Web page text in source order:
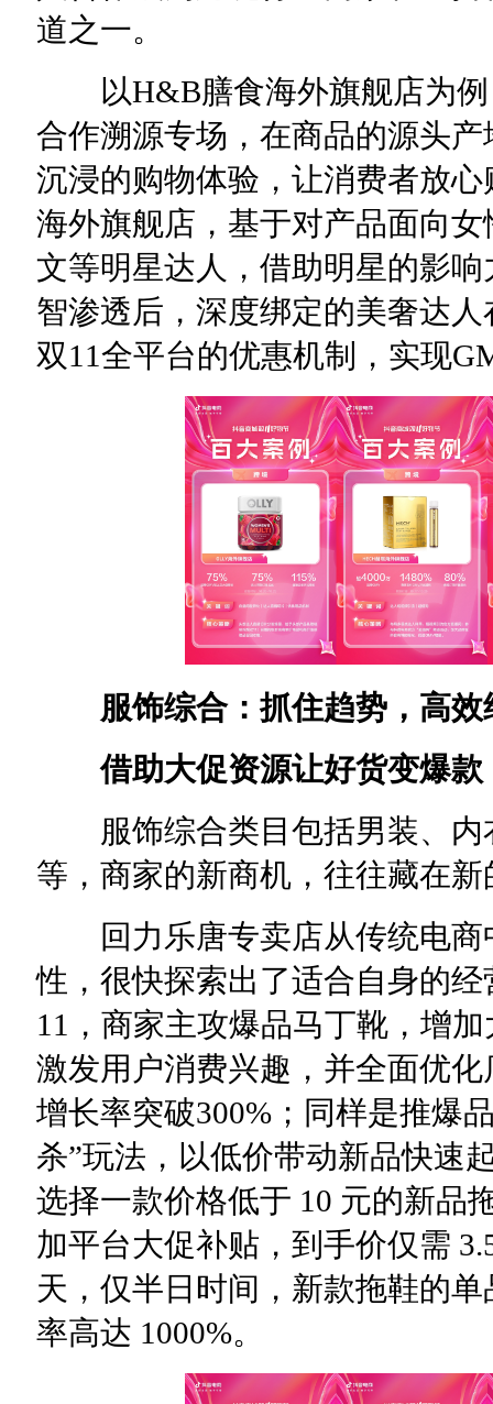
道之一。
以H&B膳食海外旗舰店为例
合作溯源专场，在商品的源头
沉浸的购物体验，让消费者放
海外旗舰店，基于对产品面向
文等明星达人，借助明星的影
智渗透后，深度绑定的美奢达
双11全平台的优惠机制，实现
服饰综合：抓住趋势，高效
借助大促资源让好货变爆款
服饰综合类目包括男装、内
等，商家的新商机，往往藏在
回力乐唐专卖店从传统电商
性，很快探索出了适合自身的
11，商家主攻爆品马丁靴，增
激发用户消费兴趣，并全面优
增长率突破300%；同样是推爆
杀”玩法，以低价带动新品快速
选择一款价格低于 10 元的新品
加平台大促补贴，到手价仅需
天，仅半日时间，新款拖鞋的
率高达 1000%。